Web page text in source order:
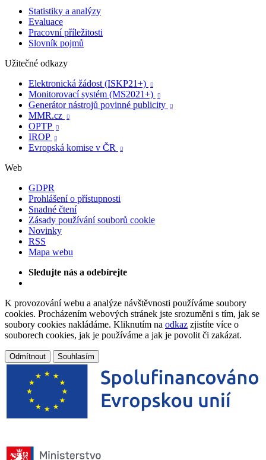
Statistiky a analýzy
Evaluace
Pracovní příležitosti
Slovník pojmů
Užitečné odkazy
Elektronická žádost (ISKP21+)

Monitorovací systém (MS2021+) 
Generátor nástrojů povinné publicity 
MMR.cz 
OPTP 
IROP 
Evropská komise v ČR 
Web
GDPR
Prohlášení o přístupnosti
Snadné čtení
Zásady používání souborů cookie
Novinky
RSS
Mapa webu
Sledujte nás a odebírejte
K provozování webu a analýze návštěvnosti používáme soubory
cookies. Procházením webových stránek jste srozuměni s tím, jak se
soubory cookies nakládáme. Kliknutím na odkaz zjistíte více o
souborech cookies, jak je používáme a jak je povolit či zakázat.
Odmítnout Souhlasím